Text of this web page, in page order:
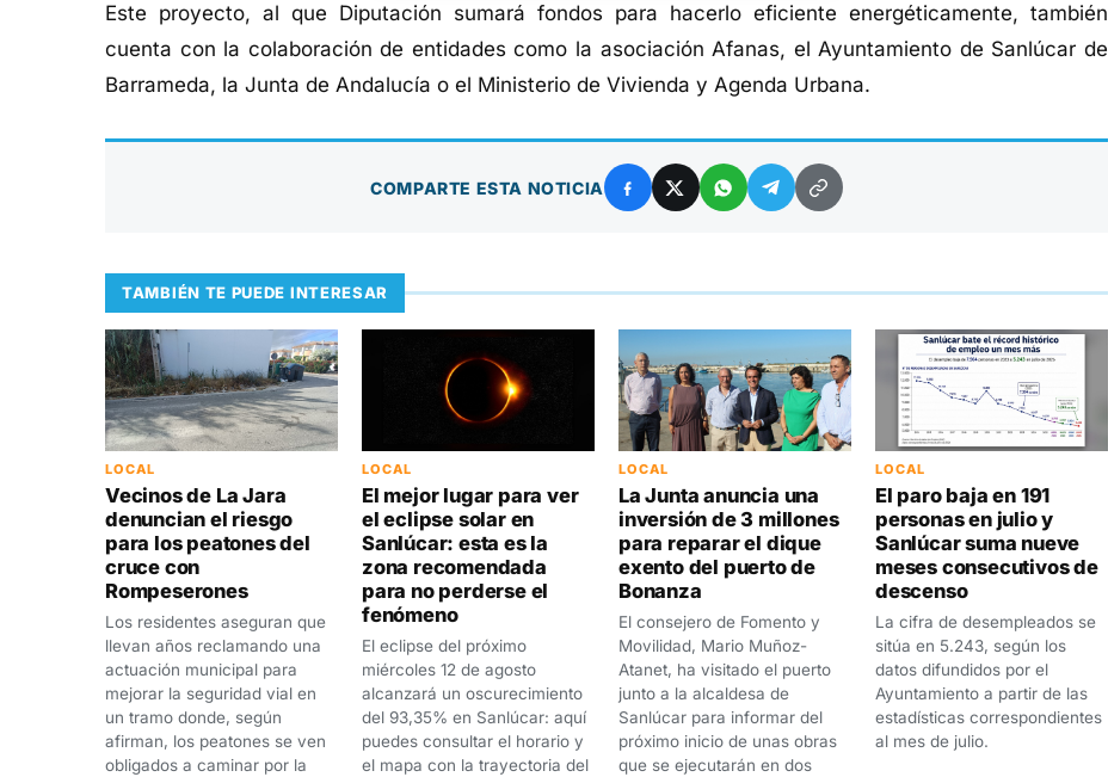
Este proyecto, al que Diputación sumará fondos para hacerlo eficiente energéticamente, también
cuenta con la colaboración de entidades como la asociación Afanas, el Ayuntamiento de Sanlúcar de
Barrameda, la Junta de Andalucía o el Ministerio de Vivienda y Agenda Urbana.
COMPARTE ESTA NOTICIA
TAMBIÉN TE PUEDE INTERESAR
LOCAL
Vecinos de La Jara
denuncian el riesgo
para los peatones del
cruce con
Rompeserones
Los residentes aseguran que
llevan años reclamando una
actuación municipal para
mejorar la seguridad vial en
un tramo donde, según
afirman, los peatones se ven
obligados a caminar por la
LOCAL
El mejor lugar para ver
el eclipse solar en
Sanlúcar: esta es la
zona recomendada
para no perderse el
fenómeno
El eclipse del próximo
miércoles 12 de agosto
alcanzará un oscurecimiento
del 93,35% en Sanlúcar: aquí
puedes consultar el horario y
el mapa con la trayectoria del
LOCAL
La Junta anuncia una
inversión de 3 millones
para reparar el dique
exento del puerto de
Bonanza
El consejero de Fomento y
Movilidad, Mario Muñoz-
Atanet, ha visitado el puerto
junto a la alcaldesa de
Sanlúcar para informar del
próximo inicio de unas obras
que se ejecutarán en dos
LOCAL
El paro baja en 191
personas en julio y
Sanlúcar suma nueve
meses consecutivos de
descenso
La cifra de desempleados se
sitúa en 5.243, según los
datos difundidos por el
Ayuntamiento a partir de las
estadísticas correspondientes
al mes de julio.